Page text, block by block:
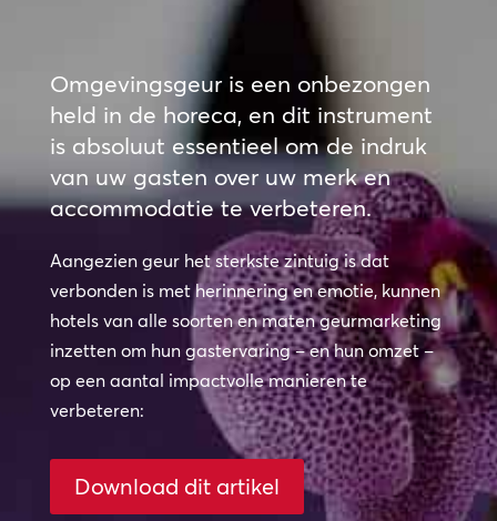
Omgevingsgeur is een onbezongen
held in de horeca, en dit instrument
is absoluut essentieel om de indruk
van uw gasten over uw merk en
accommodatie te verbeteren.
Aangezien geur het sterkste zintuig is dat
verbonden is met herinnering en emotie, kunnen
hotels van alle soorten en maten geurmarketing
inzetten om hun gastervaring – en hun omzet –
op een aantal impactvolle manieren te
verbeteren:
Download dit artikel